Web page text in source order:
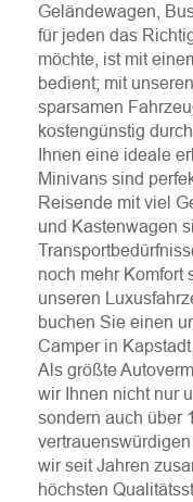
Geländewagen,
für jeden das
möchte, ist mit
bedient; mit
sparsamen
kostengünstig
Ihnen eine ideale
Minivans sind
Reisende mit viel
und Kastenwagen
noch mehr Komfort
unseren
buchen Sie einen
Camper in
Als größte
wir Ihnen nicht nur
sondern auch über
wir seit Jahren
höchsten